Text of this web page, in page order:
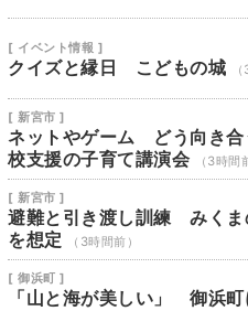
[ イベント情報 ]
クイズと縁日 こどもの城
[ 新宮市 ]
ネットやゲーム どう向き
校支援の子育て講演会
（3時間
[ 新宮市 ]
避難と引き渡し訓練 みく
を想定
（3時間前）
[ 御浜町 ]
「山と海が美しい」 御浜